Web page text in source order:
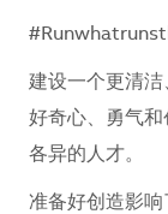
建设一个更清洁
好奇心、勇气
各异的人才。
准备好创造影响